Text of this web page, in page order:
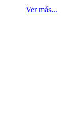
Ver más...